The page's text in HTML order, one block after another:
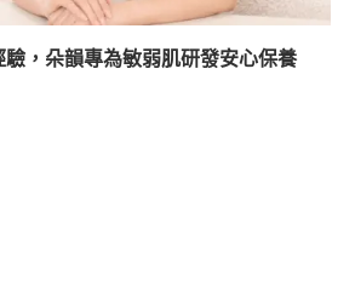
驗，朵韻專為敏弱肌研發安心保養